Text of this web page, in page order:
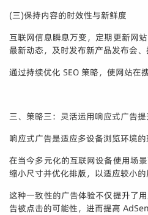
(三)保持内容的时效性与新鲜度
互联网信息瞬息万变，定期更新网
最新动态，及时发布新产品发布会
通过持续优化 SEO 策略，使网站在
三、策略三：灵活运用响应式广告
响应式广告是适应多设备浏览环境
在当今多元化的互联网设备使用场
缩小尺寸并优化排版，以适应较小
这种一致性的广告体验不仅提升了
告被点击的可能性，进而提高